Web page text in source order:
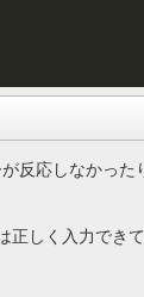
反応しなかった
しく入力でき